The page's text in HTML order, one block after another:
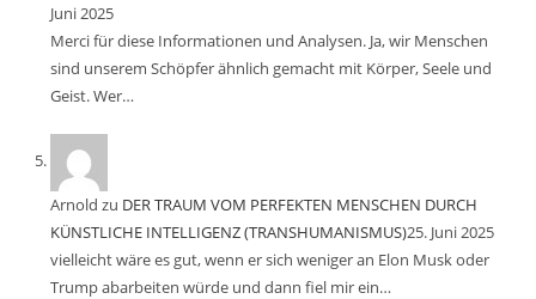
Juni 2025
Merci für diese Informationen und Analysen. Ja, wir Menschen
sind unserem Schöpfer ähnlich gemacht mit Körper, Seele und
Geist. Wer…
Arnold zu DER TRAUM VOM PERFEKTEN MENSCHEN DURCH
KÜNSTLICHE INTELLIGENZ (TRANSHUMANISMUS)25. Juni 2025
vielleicht wäre es gut, wenn er sich weniger an Elon Musk oder
Trump abarbeiten würde und dann fiel mir ein…